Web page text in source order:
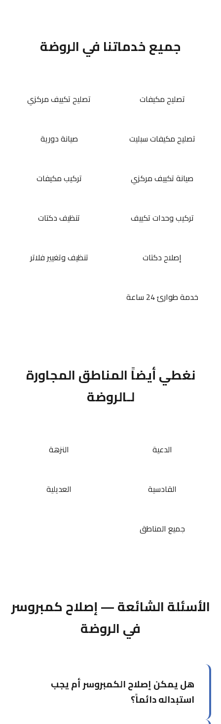
جميع خدماتنا في الروضة
تصليح مكيفات تصليح تكييف مركزي
تصليح مكيفات سبليت صيانة دورية
صيانة تكييف مركزي تركيب مكيفات
تركيب وحدات تكييف تنظيف دكتات
إصلاح دكتات تنظيف وتغيير فلاتر
خدمة طوارئ 24 ساعة
نغطي أيضاً المناطق المجاورة
لـالروضة
الدعية النزهة
القادسية العديلية
جميع المناطق
الأسئلة الشائعة — إصلاح كمبروسر
في الروضة
هل يمكن إصلاح الكمبروسر أم يجب
استبداله دائماً؟